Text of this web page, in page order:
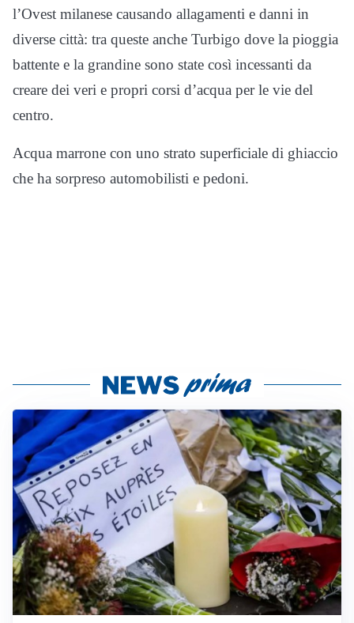
l’Ovest milanese causando allagamenti e danni in
diverse città: tra queste anche Turbigo dove la pioggia
battente e la grandine sono state così incessanti da
creare dei veri e propri corsi d’acqua per le vie del
centro.
Acqua marrone con uno strato superficiale di ghiaccio
che ha sorpreso automobilisti e pedoni.